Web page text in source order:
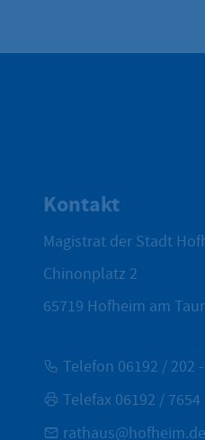
Kontakt
Magistrat der Stadt
Chinonplatz 2
65719 Hofheim am
Telefon 06192 / 202
Telefax 06192 / 7654
rathaus@hofheim.de